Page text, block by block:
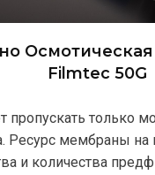
Filmtec 50G
пропускать только
Ресурс мембраны на
и количества